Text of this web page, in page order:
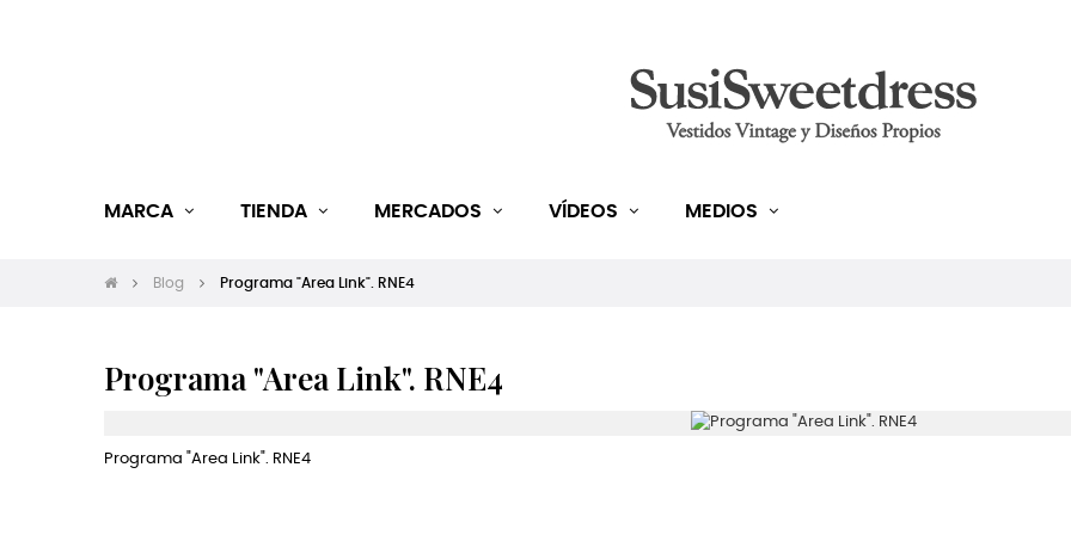
MARCA TIENDA MERCADOS VÍDEOS MEDIOS
Blog Programa "Area Link". RNE4
Programa "Area Link". RNE4
Programa "Area Link". RNE4